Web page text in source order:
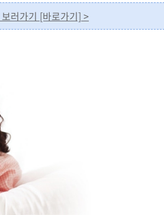
러가기 [바로가기] >